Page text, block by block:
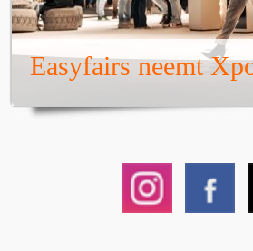
Easyfairs neemt